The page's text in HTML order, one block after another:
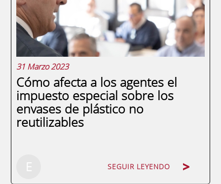
directivos. En este artículo se presenta un
resumen...
31 Marzo 2023
Cómo afecta a los agentes el
impuesto especial sobre los
envases de plástico no
reutilizables
E SEGUIR LEYENDO